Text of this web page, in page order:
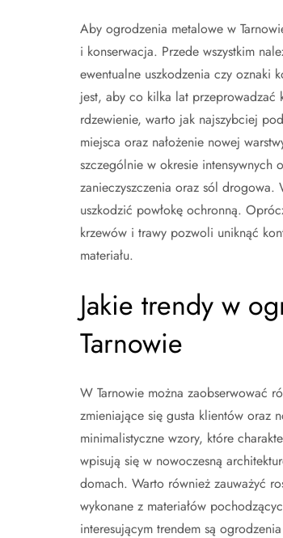
Aby ogrodzenia metalowe w
i konserwacja. Przede wszystkim
ewentualne uszkodzenia czy oznaki
jest, aby co kilka lat przeprowadzać
rdzewienie, warto jak najszybciej
miejsca oraz nałożenie nowej
szczególnie w okresie
zanieczyszczenia oraz sól drogowa.
uszkodzić powłokę ochronną.
krzewów i trawy pozwoli uniknąć
materiału.
Jakie trendy w
Tarnowie
W Tarnowie można zaobserwować
zmieniające się gusta klientów oraz
minimalistyczne wzory, które
wpisują się w nowoczesną
domach. Warto również zauważyć
wykonane z materiałów
interesującym trendem są